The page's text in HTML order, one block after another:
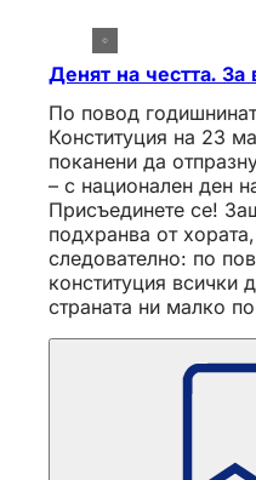
Денят на честта. За
По повод
Конституция на 23
поканени да
– с национален ден
Присъединете се!
подхранва от
следователно: по
конституция всички
страната ни малко